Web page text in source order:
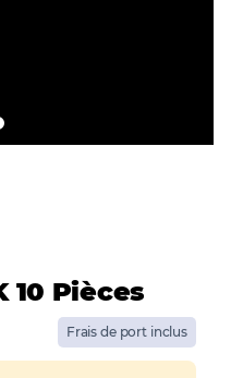
10 Pièces
Frais de port inclus